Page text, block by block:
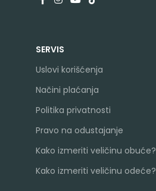
SERVIS
Uslovi korišćenja
Načini plaćanja
Politika privatnosti
Pravo na odustajanje
Kako izmeriti veličinu obuće?
Kako izmeriti veličinu odeće?